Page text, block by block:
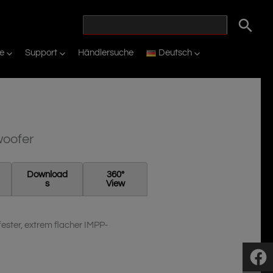
Support Händlersuche Deutsch
Download
S
360°
View
extrem flacher IMPP-